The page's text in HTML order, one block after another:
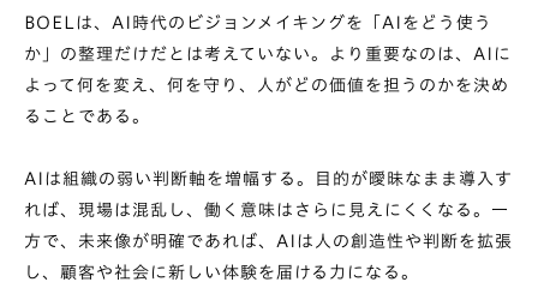
BOELは、AI時代のビジョンメイキングを「AIをどう使う
か」の整理だけだとは考えていない。より重要なのは、AIに
よって何を変え、何を守り、人がどの価値を担うのかを決め
ることである。
AIは組織の弱い判断軸を増幅する。目的が曖昧なまま導入す
れば、現場は混乱し、働く意味はさらに見えにくくなる。一
方で、未来像が明確であれば、AIは人の創造性や判断を拡張
し、顧客や社会に新しい体験を届ける力になる。